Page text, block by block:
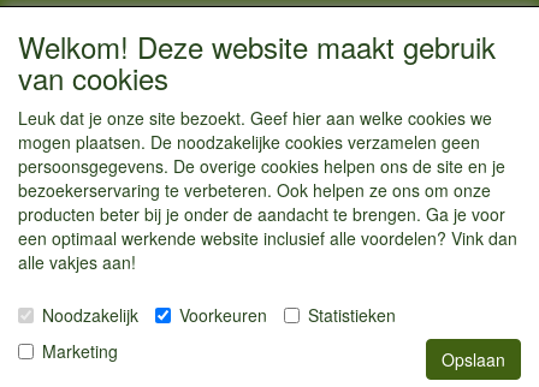
CONTACTGEGEVENS
Vestigingsadres:
Hoofdweg 36
1433 JW Kudelstaart
info@kamperenenzo.nl
Tel : 06 125 82 112
Handelend onder
KvK nummer : 70477329
Welkom! Deze website maakt gebruik
van cookies
Leuk dat je onze site bezoekt. Geef hier aan welke cookies we
mogen plaatsen. De noodzakelijke cookies verzamelen geen
persoonsgegevens. De overige cookies helpen ons de site en je
bezoekerservaring te verbeteren. Ook helpen ze ons om onze
producten beter bij je onder de aandacht te brengen. Ga je voor
een optimaal werkende website inclusief alle voordelen? Vink dan
alle vakjes aan!
Noodzakelijk Voorkeuren
Statistieken
Marketing
Opslaan